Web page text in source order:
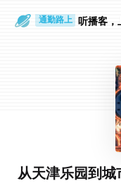
通勤路上 听播客，
从天津乐园到